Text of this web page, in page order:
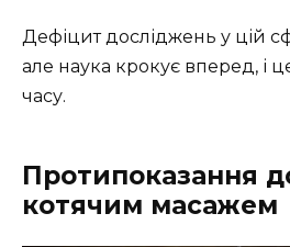
Дефіцит досліджень у цій
але наука крокує вперед, і
часу.
Протипоказання
котячим масажем